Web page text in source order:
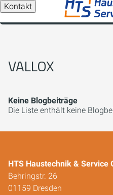
Kontakt
VALLOX
Keine Blogbeiträge
Die Liste enthält keine
HTS Haustechnik & Service
Behringstr. 26
01159 Dresden